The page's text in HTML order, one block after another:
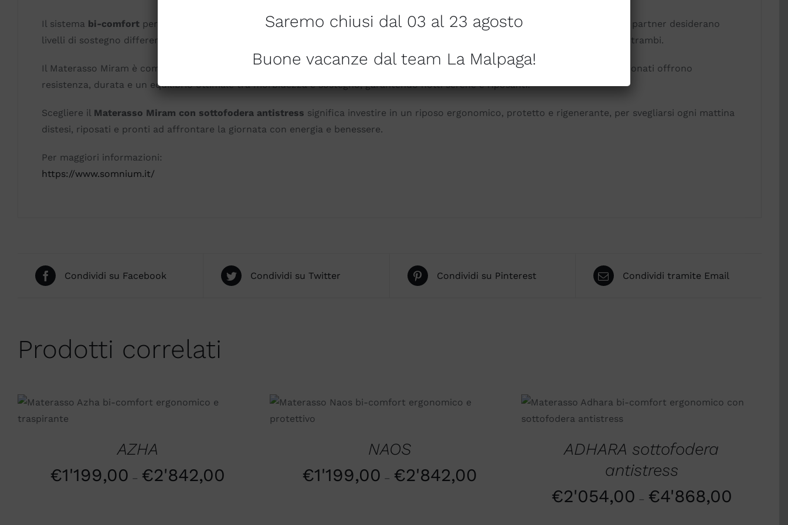
Il sistema bi-comfort permette di avere due diversi gradi di rigidità nello stesso materasso, perfetto per letti matrimoniali dove i partner desiderano
livelli di sostegno differenti. Questo consente di personalizzare completamente il comfort e migliorare la qualità del sonno di entrambi.
Il Materasso Miram è completamente sfoderabile, facilitando la pulizia e garantendo igiene costante nel tempo. I materiali selezionati offrono
resistenza, durata e un equilibrio ottimale tra morbidezza e sostegno, garantendo notti serene e riposanti.
Scegliere il Materasso Miram con sottofodera antistress significa investire in un riposo ergonomico, protetto e rigenerante, per svegliarsi ogni mattina
distesi, riposati e pronti ad affrontare la giornata con energia e benessere.
Per maggiori informazioni:
https://www.somnium.it/
Condividi su Facebook Condividi su Twitter Condividi su Pinterest Condividi tramite Email
Prodotti correlati
AZHA
€1'199,00 – €2'842,00
NAOS
€1'199,00 – €2'842,00
ADHARA sottofodera
antistress
€2'054,00 – €4'868,00
Saremo chiusi dal 03 al 23 agosto
Buone vacanze dal team La Malpaga!